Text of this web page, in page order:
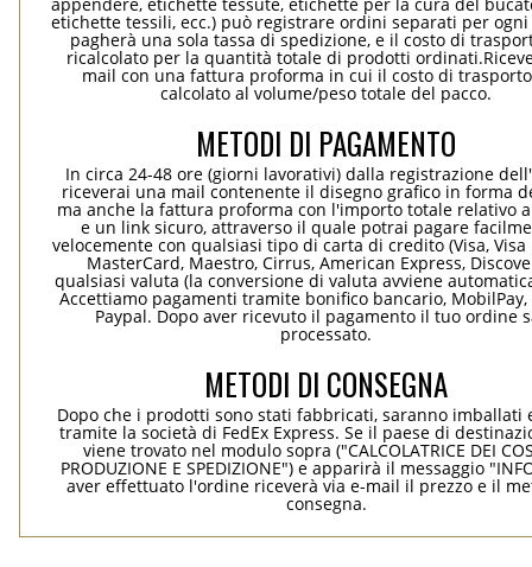
etichette tessili, ecc.) può registrare ordini separati per
pagherà una sola tassa di spedizione, e il costo di
ricalcolato per la quantità totale di prodotti
mail con una fattura proforma in cui il costo di
calcolato al volume/peso totale del pacco.
METODI DI PAGAMENTO
In circa 24-48 ore (giorni lavorativi) dalla registrazione
riceverai una mail contenente il disegno grafico in forma
ma anche la fattura proforma con l'importo totale relativo
e un link sicuro, attraverso il quale potrai pagare
velocemente con qualsiasi tipo di carta di credito (Visa, Visa
MasterCard, Maestro, Cirrus, American Express,
qualsiasi valuta (la conversione di valuta avviene
Accettiamo pagamenti tramite bonifico bancario, MobilPay,
Paypal. Dopo aver ricevuto il pagamento il tuo ordine
processato.
METODI DI CONSEGNA
Dopo che i prodotti sono stati fabbricati, saranno imballati
tramite la società di FedEx Express. Se il paese di
viene trovato nel modulo sopra ("CALCOLATRICE DEI
PRODUZIONE E SPEDIZIONE") e apparirà il messaggio
aver effettuato l'ordine riceverà via e-mail il prezzo e il
consegna.